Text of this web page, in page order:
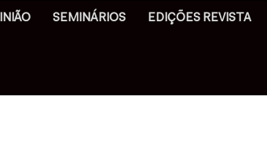
SEMINÁRIOS EDIÇÕES REVISTA